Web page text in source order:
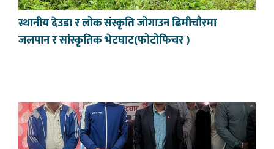
स्थानीय देउडा र लोक संस्कृति जोगाउन ढिमीचौरमा
जलपान र सांस्कृतिक भेटघाट(फोटोफिचर )